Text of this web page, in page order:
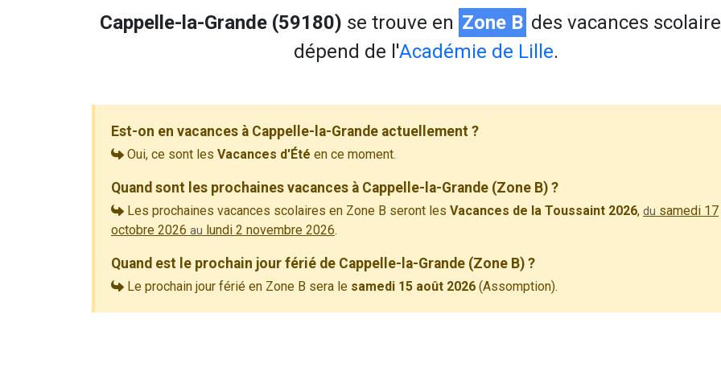
Cappelle-la-Grande (59180) se trouve en Zone B des vacances
dépend de l'Académie de Lille.
Est-on en vacances à Cappelle-la-Grande actuellement ?
Oui, ce sont les Vacances d'Été en ce moment.
Quand sont les prochaines vacances à Cappelle-la-Grande (Zone B) ?
Les prochaines vacances scolaires en Zone B seront les Vacances de la Toussaint 2026, du samedi 17
octobre 2026 au lundi 2 novembre 2026.
Quand est le prochain jour férié de Cappelle-la-Grande (Zone B) ?
Le prochain jour férié en Zone B sera le samedi 15 août 2026 (Assomption).